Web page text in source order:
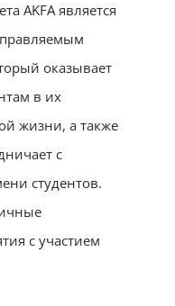
AKFA является
оказывает
в их
жизни, а также
с
студентов.
с участием